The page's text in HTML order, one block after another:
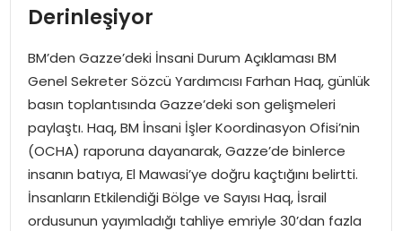
EĞITIM
SPOR
EKONOMI
MAGAZIN
DÜNYA
Derinleşiyor
BM’den Gazze’deki İnsani Durum Açıklaması BM
Genel Sekreter Sözcü Yardımcısı Farhan Haq, günlük
basın toplantısında Gazze’deki son gelişmeleri
paylaştı. Haq, BM İnsani İşler Koordinasyon Ofisi’nin
(OCHA) raporuna dayanarak, Gazze’de binlerce
insanın batıya, El Mawasi’ye doğru kaçtığını belirtti.
İnsanların Etkilendiği Bölge ve Sayısı Haq, İsrail
ordusunun yayımladığı tahliye emriyle 30’dan fazla